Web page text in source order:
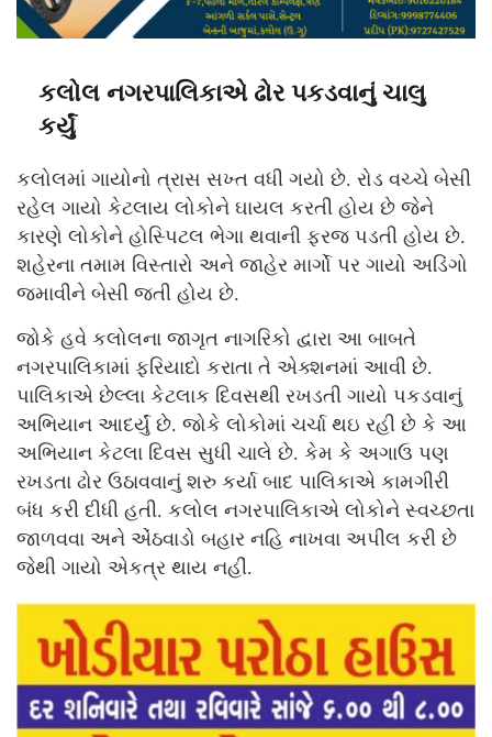
કલોલ નગરપાલિકાએ ઢોર પકડવાનું ચાલુ
કર્યું
કલોલમાં ગાયોનો ત્રાસ સખ્ત વધી ગયો છે. રોડ વચ્ચે બેસી
રહેલ ગાયો કેટલાય લોકોને ઘાયલ કરતી હોય છે જેને
કારણે લોકોને હોસ્પિટલ ભેગા થવાની ફરજ પડતી હોય છે.
શહેરના તમામ વિસ્તારો અને જાહેર માર્ગો પર ગાયો અડિંગો
જમાવીને બેસી જતી હોય છે.
જોકે હવે કલોલના જાગૃત નાગરિકો દ્વારા આ બાબતે
નગરપાલિકામાં ફરિયાદો કરાતા તે એક્શનમાં આવી છે.
પાલિકાએ છેલ્લા કેટલાક દિવસથી રખડતી ગાયો પકડવાનું
અભિયાન આદર્યું છે. જોકે લોકોમાં ચર્ચા થઇ રહી છે કે આ
અભિયાન કેટલા દિવસ સુધી ચાલે છે. કેમ કે અગાઉ પણ
રખડતા ઢોર ઉઠાવવાનું શરુ કર્યા બાદ પાલિકાએ કામગીરી
બંધ કરી દીધી હતી. કલોલ નગરપાલિકાએ લોકોને સ્વચ્છતા
જાળવવા અને એંઠવાડો બહાર નહિ નાખવા અપીલ કરી છે
જેથી ગાયો એકત્ર થાય નહીં.